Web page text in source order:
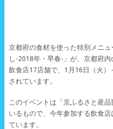
京都府の食材を使った特別メニ
し-2018年・早春-」が、京都府
飲食店17店舗で、1月16日（火
されています。
このイベントは「京ふるさと産
いるもので、今年参加する飲食
ています。